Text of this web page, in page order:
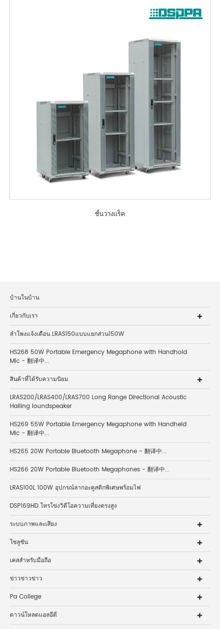
ชั้นวางแร็ค
บ้านในบ้าน
เกี่ยวกับเรา
ลำโพงแจ้งเตือน LRAS150แบบแยกส่วน150W
HS268 50W Portable Emergency Megaphone with Handhold
Mic - 翻译中...
สินค้าที่ได้รับความนิยม
LRAS200/LRAS400/LRAS700 Long Range Directional Acoustic
Hailing loundspeaker
HS269 55W Portable Emergency Megaphone with Handheld
Mic - 翻译中...
HS265 20W Portable Bluetooth Megaphone - 翻译中...
HS266 20W Portable Bluetooth Megaphones - 翻译中...
LRAS100L 100W อุปกรณ์ลากอะคูสติกพิเศษพร้อมไฟ
DSP169HD โทรโข่งวิดีโอความเที่ยงตรงสูง
ระบบภาพและเสียง
โซลูชัน
เคสสำหรับมือถือ
ข่าวข่าวข่าว
Pa College
ดาวน์โหลดแอลอีดี